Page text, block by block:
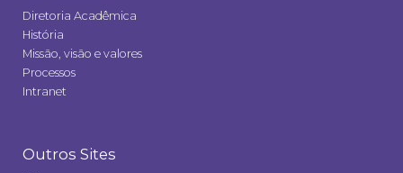
Diretoria Acadêmica
História
Missão, visão e valores
Processos
Intranet
Outros Sites